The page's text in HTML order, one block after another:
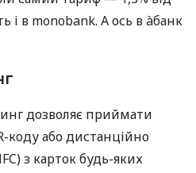
і в monobank. А ось в àбанк
дозволяє приймати
коду або дистанційно
з карток будь-яких